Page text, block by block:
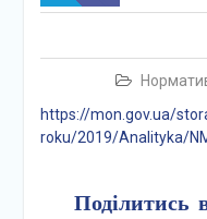
https://mon.gov.ua/
roku/2019/Analityka/
Поділитись